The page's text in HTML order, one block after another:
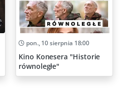
pon., 10 sierpnia 18:00
Kino Konesera "Historie
równoległe"